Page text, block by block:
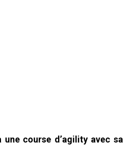
course d’agility avec sa